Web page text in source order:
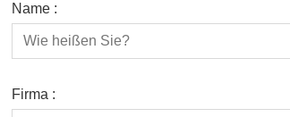
Name :
Firma :